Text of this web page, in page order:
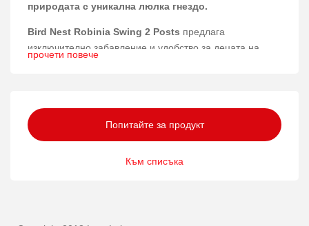
природата с уникална люлка гнездо.
Bird Nest Robinia Swing 2 Posts предлага
изключително забавление и удобство за децата на
възраст над 3 години, комбинирайки природен дизайн
Материали и конструкция
тази люлка впечатлява с естествената си здравина и
прочети повече
Попитайте за продукт
Към списъка